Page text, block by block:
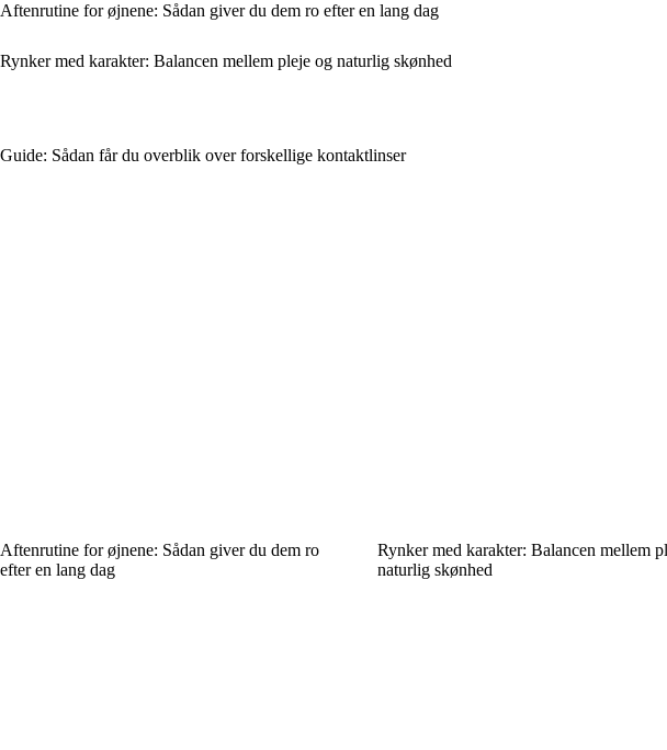
Aftenrutine for øjnene: Sådan giver du dem ro efter en lang dag
Rynker med karakter: Balancen mellem pleje og naturlig skønhed
Guide: Sådan får du overblik over forskellige kontaktlinser
Aftenrutine for øjnene: Sådan giver du dem ro
efter en lang dag
Rynker med karakter: Balancen mellem
naturlig skønhed